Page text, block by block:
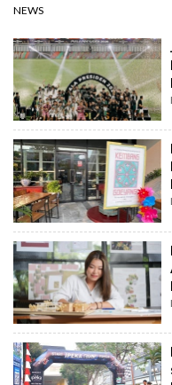
NEWS